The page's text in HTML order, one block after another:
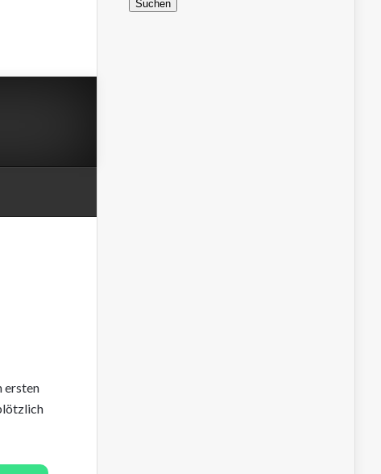
ersten